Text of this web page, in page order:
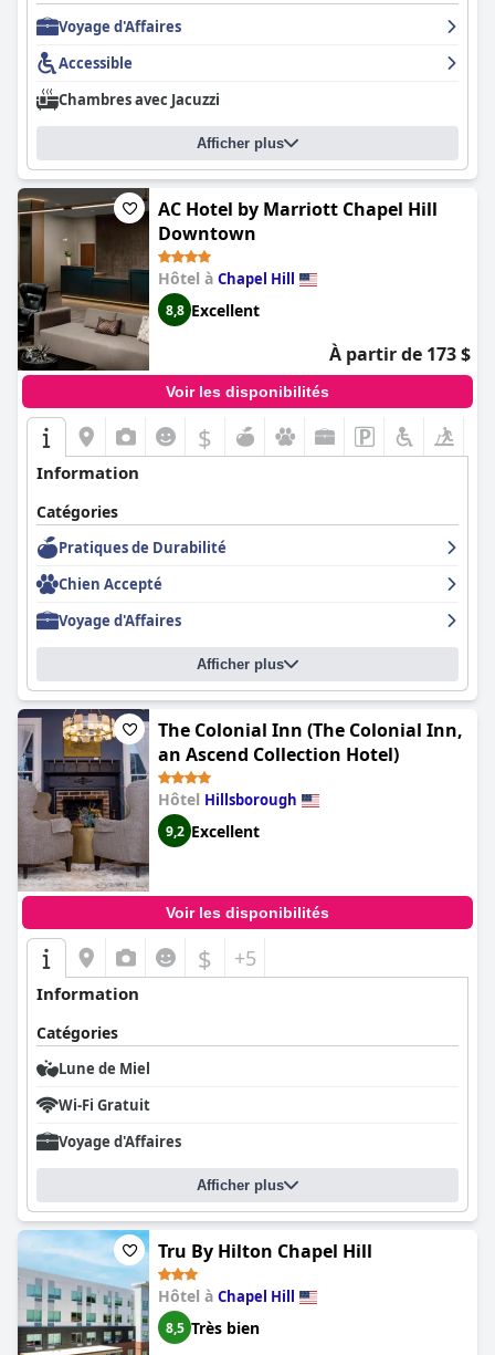
Voyage d'Affaires
Accessible
Chambres avec Jacuzzi
Afficher plus
AC Hotel by Marriott Chapel Hill
Downtown
Hôtel à Chapel Hill
8,8 Excellent
À partir de 173 $
Voir les disponibilités
$
Information
Catégories
Pratiques de Durabilité
Chien Accepté
Voyage d'Affaires
Afficher plus
The Colonial Inn (The Colonial Inn,
an Ascend Collection Hotel)
Hôtel Hillsborough
9,2 Excellent
Voir les disponibilités
$ +5
Information
Catégories
Lune de Miel
Wi-Fi Gratuit
Voyage d'Affaires
Afficher plus
Tru By Hilton Chapel Hill
Hôtel à Chapel Hill
8,5 Très bien